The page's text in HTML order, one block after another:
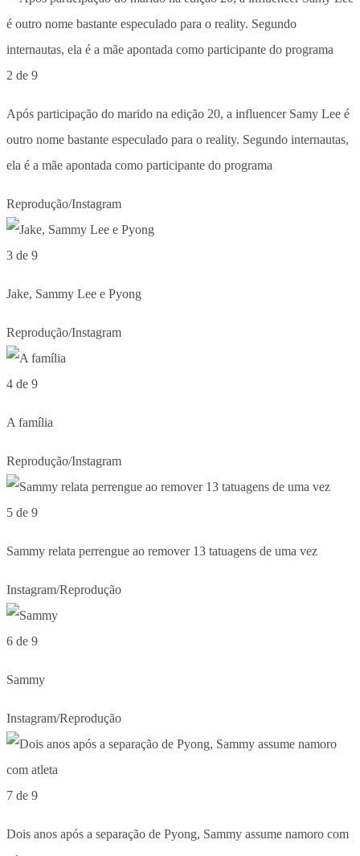
2 de 9
Após participação do marido na edição 20, a influencer Samy Lee é
outro nome bastante especulado para o reality. Segundo internautas,
ela é a mãe apontada como participante do programa
Reprodução/Instagram
3 de 9
Jake, Sammy Lee e Pyong
Reprodução/Instagram
4 de 9
A família
Reprodução/Instagram
5 de 9
Sammy relata perrengue ao remover 13 tatuagens de uma vez
Instagram/Reprodução
6 de 9
Sammy
Instagram/Reprodução
7 de 9
Dois anos após a separação de Pyong, Sammy assume namoro com